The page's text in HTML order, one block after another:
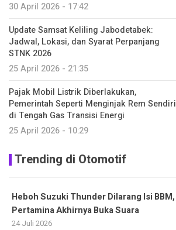
30 April 2026 - 17:42
Update Samsat Keliling Jabodetabek:
Jadwal, Lokasi, dan Syarat Perpanjang
STNK 2026
25 April 2026 - 21:35
Pajak Mobil Listrik Diberlakukan,
Pemerintah Seperti Menginjak Rem Sendiri
di Tengah Gas Transisi Energi
25 April 2026 - 10:29
Trending di Otomotif
Heboh Suzuki Thunder Dilarang Isi BBM,
Pertamina Akhirnya Buka Suara
24 Juli 2026